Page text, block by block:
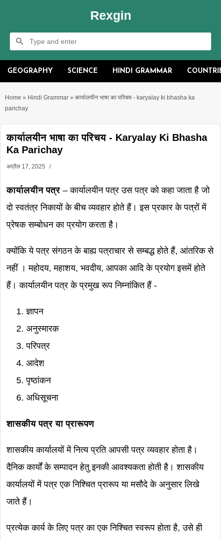
Rexgin
GEOGRAPHY SCIENCE HINDI GRAMMAR
Home » Hindi Grammar » कार्यालयीन भाषा का परिचय - karyalay ki bhasha ka
parichay
कार्यालयीन भाषा का परिचय - Karyalay Ki Bhasha
Ka Parichay
अप्रैल 17, 2025
कार्यालयीन पत्र – कार्यालयीन पत्र उस पत्र को कहा जाता है जो
दो स्वतंत्र निकायों के बीच व्यवहार होते हैं। इस प्रकार के पत्रों में
प्रेषक सम्बोधन का प्रयोग करता है।
क्योंकि ये पत्र संगठन के बाह्य पत्राचार से सम्बद्ध होते हैं, आंतरिक से
नहीं । महोदय, महाशय, भवदीय, आपका आदि के प्रयोग इसमें होते
हैं। कार्यालयीन पत्र के प्रमुख रूप निम्नांकित हैं -
ज्ञापन
अनुस्मारक
परिपत्र
आदेश
पृष्ठांकन
अधिसूचना
शासकीय पत्र या प्रारूपण
शासकीय कार्यालयों में नित्य प्रति आपसी पत्र व्यवहार होता है।
दैनिक कार्यों के सम्पादन हेतु इनकी आवश्यकता होती है। शासकीय
कार्यालयों में पत्र एक निश्चित प्रारूप या मसौदे के अनुसार लिखे
जाते हैं।
प्रत्येक कार्य के लिए पत्र का एक निश्चित स्वरूप होता है, उसे ही